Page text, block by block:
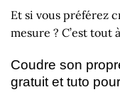
Et si vous préférez
mesure ? C’est tout
Coudre son
gratuit et tuto